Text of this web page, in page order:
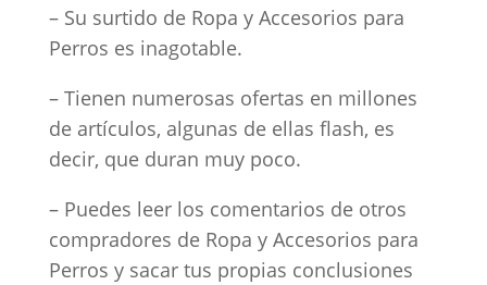
– Su surtido de Ropa y Accesorios para
Perros es inagotable.
– Tienen numerosas ofertas en millones
de artículos, algunas de ellas flash, es
decir, que duran muy poco.
– Puedes leer los comentarios de otros
compradores de Ropa y Accesorios para
Perros y sacar tus propias conclusiones